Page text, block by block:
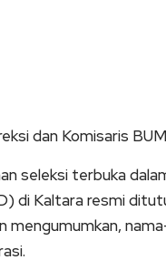
dan Komisaris
seleksi terbuka
di Kaltara resmi
mengumumkan,